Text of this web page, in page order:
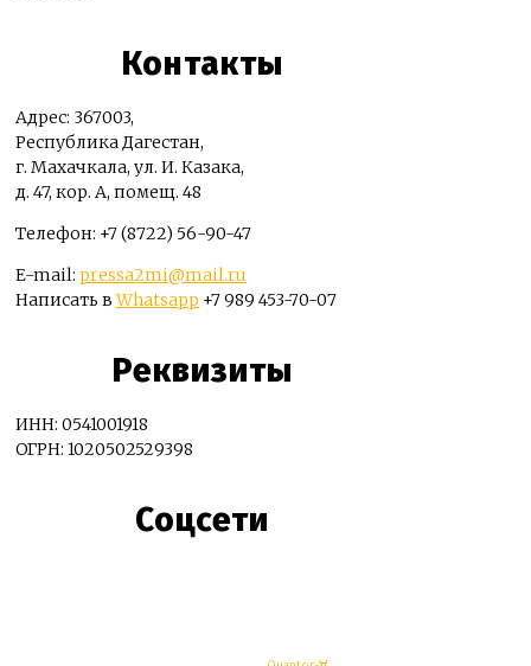
Контакты
Адрес: 367003,
Республика Дагестан,
г. Махачкала, ул. И. Казака,
д. 47, кор. А, помещ. 48
Телефон: +7 (8722) 56-90-47
E-mail: pressa2mi@mail.ru
Написать вWhatsapp +7 989 453-70-07
Реквизиты
ИНН: 0541001918
ОГРН: 1020502529398
Соцсети